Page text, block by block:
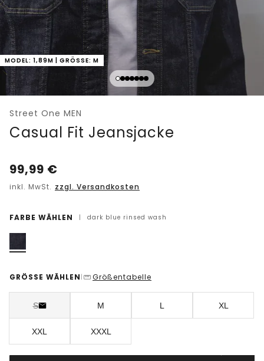
MODEL: 1,89M | GRÖSSE: M
Street One MEN
Casual Fit Jeansjacke
99,99 €
inkl. MwSt. zzgl. Versandkosten
FARBE WÄHLEN | dark blue rinsed wash
GRÖSSE WÄHLEN | Größentabelle
S M L XL
XXL XXXL